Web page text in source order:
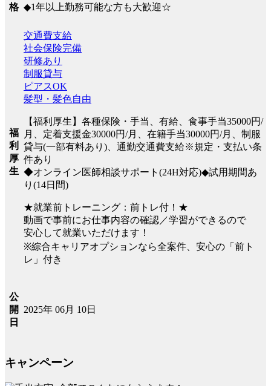
格 ◆1年以上勤務可能な方も大歓迎☆
福
利
厚
生
交通費支給
社会保険完備
研修あり
制服貸与
ピアスOK
髪型・髪色自由
【福利厚生】各種保険・手当、有給、食事手当35000円/
月、定着支援金30000円/月、在籍手当30000円/月、制服
貸与(一部有料あり)、通勤交通費支給※規定・支払い条
件あり
◆オンライン医師相談サポート(24H対応)◆試用期間あ
り(14日間)
★就業前トレーニング：前トレ付！★
動画で事前にお仕事内容の確認／学習ができるので
安心して就業いただけます！
※綜合キャリアオプションなら全案件、安心の「前ト
レ」付き
公
開
日
2025年 06月 10日
キャンペーン